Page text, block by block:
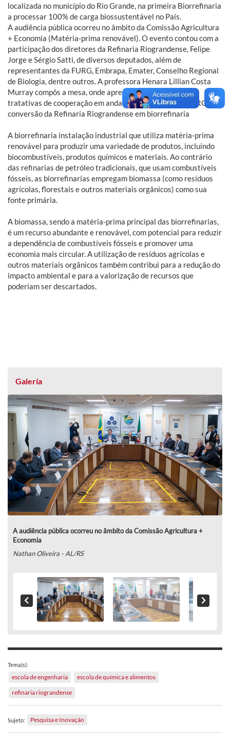
localizada no município do Rio Grande, na primeira Biorrefinaria
a processar 100% de carga biossustentável no País.
A audiência pública ocorreu no âmbito da Comissão Agricultura
+ Economia (Matéria-prima renovável). O evento contou com a
participação dos diretores da Refinaria Riograndense, Felipe
Jorge e Sérgio Satti, de diversos deputados, além de
representantes da FURG, Embrapa, Emater, Conselho Regional
de Biologia, dentre outros. A professora Henara Lillian Costa
Murray compôs a mesa, onde apresentou a expertise, as
tratativas de cooperação em andamento e o apoio da FURG à
conversão da Refinaria Riograndense em biorrefinaria
A biorrefinaria instalação industrial que utiliza matéria-prima
renovável para produzir uma variedade de produtos, incluindo
biocombustíveis, produtos químicos e materiais. Ao contrário
das refinarias de petróleo tradicionais, que usam combustíveis
fósseis, as biorrefinarias empregam biomassa (como resíduos
agrícolas, florestais e outros materiais orgânicos) como sua
fonte primária.
A biomassa, sendo a matéria-prima principal das biorrefinarias,
é um recurso abundante e renovável, com potencial para reduzir
a dependência de combustíveis fósseis e promover uma
economia mais circular. A utilização de resíduos agrícolas e
outros materiais orgânicos também contribui para a redução do
impacto ambiental e para a valorização de recursos que
poderiam ser descartados.
Galería
A audiência pública ocorreu no âmbito da Comissão Agricultura +
Economia
Nathan Oliveira - AL/RS
Tema(s):
escola de engenharia
escola de química e alimentos
refinaria riograndense
Sujeto: Pesquisa e Inovação